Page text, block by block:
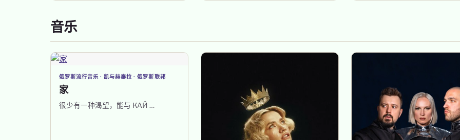
音乐
家
俄罗斯流行音乐 · 凯与赫泰拉 · 俄罗斯联邦
很少有一种渴望，能与 КАЙ …